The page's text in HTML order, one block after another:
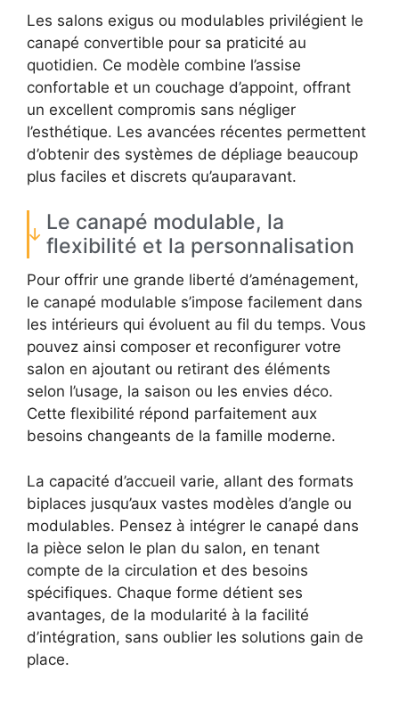
Les salons exigus ou modulables privilégient le
canapé convertible pour sa praticité au
quotidien. Ce modèle combine l’assise
confortable et un couchage d’appoint, offrant
un excellent compromis sans négliger
l’esthétique. Les avancées récentes permettent
d’obtenir des systèmes de dépliage beaucoup
plus faciles et discrets qu’auparavant.
Le canapé modulable, la
flexibilité et la personnalisation
Pour offrir une grande liberté d’aménagement,
le canapé modulable s’impose facilement dans
les intérieurs qui évoluent au fil du temps. Vous
pouvez ainsi composer et reconfigurer votre
salon en ajoutant ou retirant des éléments
selon l’usage, la saison ou les envies déco.
Cette flexibilité répond parfaitement aux
besoins changeants de la famille moderne.
La capacité d’accueil varie, allant des formats
biplaces jusqu’aux vastes modèles d’angle ou
modulables. Pensez à intégrer le canapé dans
la pièce selon le plan du salon, en tenant
compte de la circulation et des besoins
spécifiques. Chaque forme détient ses
avantages, de la modularité à la facilité
d’intégration, sans oublier les solutions gain de
place.